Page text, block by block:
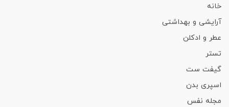
خانه
آرایشی و بهداشتی
عطر و ادکلن
تستر
گیفت ست
اسپری بدن
مجله نفس